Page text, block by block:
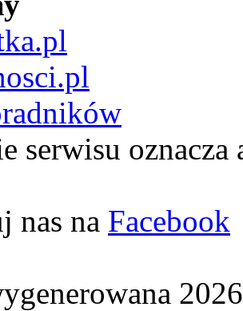
serwisu oznacza
nas na Facebook